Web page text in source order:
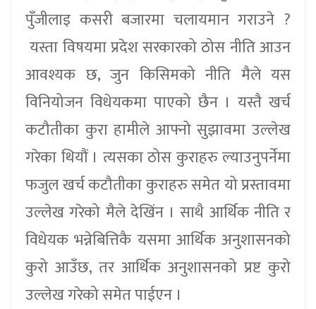
पुँजीलाइ कसरी बजारमा चलायमान गराउने ?
यस्ता विषयमा प्रदेश सरकारको ठोस नीति आउन
आवश्यक छ, जुन किसिमको नीति मैले यस
विनियोजन विधेयकमा पाएको छैन । यस्तै खर्च
कटौतीका कुरा हामीले आफ्नो सुझावमा उल्लेख
गरेका थियौं । त्यसका ठोस कुराहरु ल्याउनुपर्नेमा
फजुल खर्च कटौतीका कुराहरु समेत यो प्रस्तावमा
उल्लेख गरेको मैले देखिंन । साथै आर्थिक नीति र
विधेयक भन्नेबित्तिकै यसमा आर्थिक अनुशासनको
कुरो आउँछ, तर आर्थिक अनुशासनको प्रष्ट कुरो
उल्लेख गरेको समेत पाईएन ।